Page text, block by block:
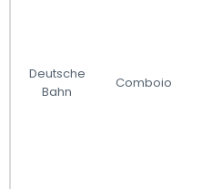
Deutsche
Bahn
Comboio